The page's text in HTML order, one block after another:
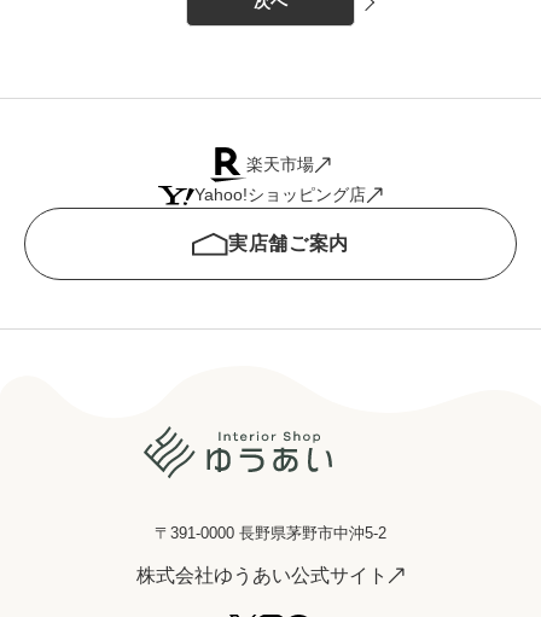
楽天市場
Yahoo!ショッピング店
実店舗ご案内
〒391-0000 長野県茅野市中沖5-2
株式会社ゆうあい公式サイト